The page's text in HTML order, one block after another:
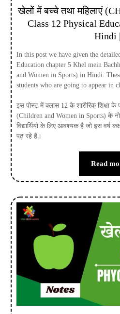
खेलों में बच्चे तथा महिलाएं
Class 12 Physical
Hindi
In this post we have given the
Education chapter 5 Khel mein
and Women in Sports) in Hindi.
students who are going to appear in
इस पोस्ट में क्लास 12 के शारीरिक शिक्षा
(Children and Women in Sports) के
विद्यार्थियों के लिए आवश्यक है जो इस वर्ष
पढ़ रहे है।
Read